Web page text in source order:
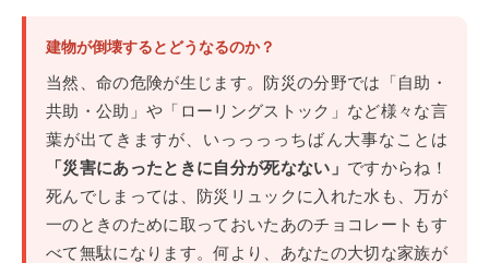
建物が倒壊するとどうなるのか？
当然、命の危険が生じます。防災の分野では「自助・
共助・公助」や「ローリングストック」など様々な言
葉が出てきますが、いっっっっちばん大事なことは
「災害にあったときに自分が死なない」 ですからね！
死んでしまっては、防災リュックに入れた水も、万が
一のときのために取っておいたあのチョコレートもす
べて無駄になります。何より、あなたの大切な家族が